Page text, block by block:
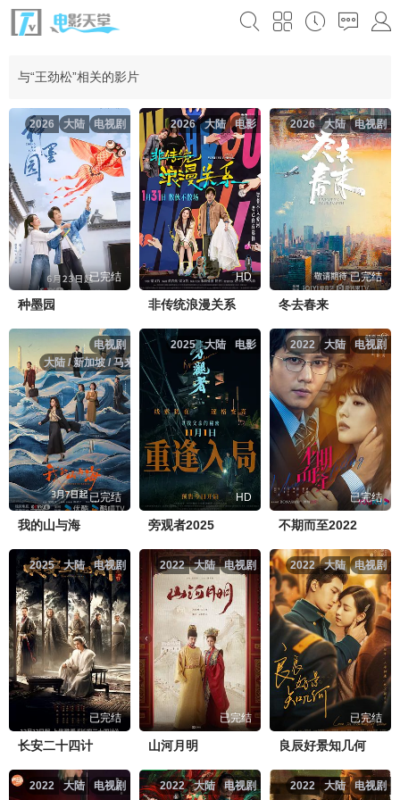
与“王劲松”相关的影片
电视剧
大陆
2026
已完结
种墨园
电影
大陆
2026
HD
非传统浪漫关系
电视剧
大陆
2026
已完结
冬去春来
电视剧
大陆 / 新加坡 / 马来西亚
2026
已完结
我的山与海
电影
大陆
2025
HD
旁观者2025
电视剧
大陆
2022
已完结
不期而至2022
电视剧
大陆
2025
已完结
长安二十四计
电视剧
大陆
2022
已完结
山河月明
电视剧
大陆
2022
已完结
良辰好景知几何
电视剧
大陆
2022 电视剧
大陆
2022 电视剧
大陆
2022